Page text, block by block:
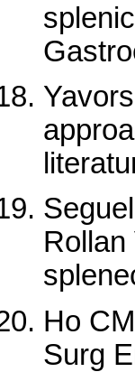
Ho
Surg